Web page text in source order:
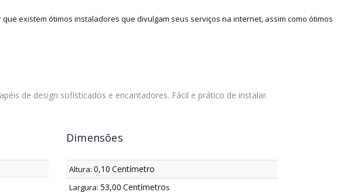
existem ótimos instaladores que divulgam seus serviços na internet, assim como ótimos
de design sofisticados e encantadores. Fácil e prático de instalar.
Dimensões
Altura: 0,10 Centímetro
Largura: 53,00 Centímetros